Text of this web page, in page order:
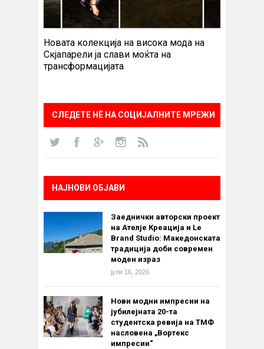
Новата колекција на висока мода на
Скјапарели ја слави моќта на
трансформацијата
СЛЕДЕТЕ НÈ НА СОЦИЈАЛНИТЕ МРЕЖИ
НАЈНОВИ ОБЈАВИ
Заеднички авторски проект
на Ателје Креација и Le
Brand Studio: Македонската
традиција доби современ
моден израз
јули 16, 2026
Нови модни импресии на
јубилејната 20-та
студентска ревија на ТМФ
насловена „Вортекс
импресии“